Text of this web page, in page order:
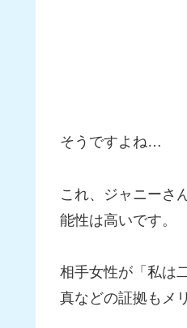
そうですよね…
これ、ジャニーさ
能性は高いです。
相手女性が「私は
真などの証拠もメ